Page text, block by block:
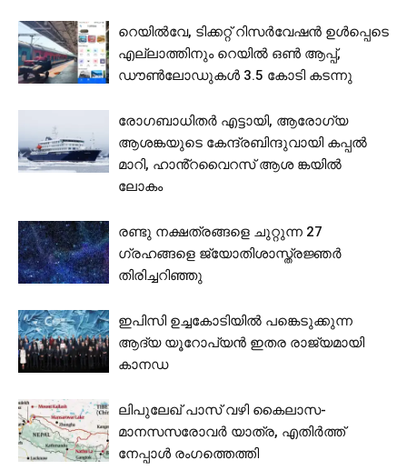
റെയിൽവേ, ടിക്കറ്റ് റിസർവേഷൻ ഉൾപ്പെടെ
എല്ലാത്തിനും റെയിൽ ഒൺ ആപ്പ്,
ഡൗൺലോഡുകൾ 3.5 കോടി കടന്നു
രോഗബാധിതർ എട്ടായി, ആരോഗ്യ
ആശങ്കയുടെ കേന്ദ്രബിന്ദുവായി കപ്പൽ
മാറി, ഹാൻ്റവൈറസ് ആശ ങ്കയിൽ
ലോകം
രണ്ടു നക്ഷത്രങ്ങളെ ചുറ്റുന്ന 27
ഗ്രഹങ്ങളെ ജ്യോതിശാസ്ത്രജ്ഞര്‍
തിരിച്ചറിഞ്ഞു
ഇപിസി ഉച്ചകോടിയിൽ പങ്കെടുക്കുന്ന
ആദ്യ യൂറോപ്യൻ ഇതര രാജ്യമായി
കാനഡ
ലിപുലേഖ് പാസ് വഴി കൈലാസ-
മാനസസരോവർ യാത്ര, എതിര്‍ത്ത്
നേപ്പാള്‍ രംഗത്തെത്തി